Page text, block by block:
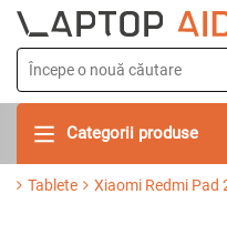
Categorii produse
Tablete Xiaomi Redmi Pad